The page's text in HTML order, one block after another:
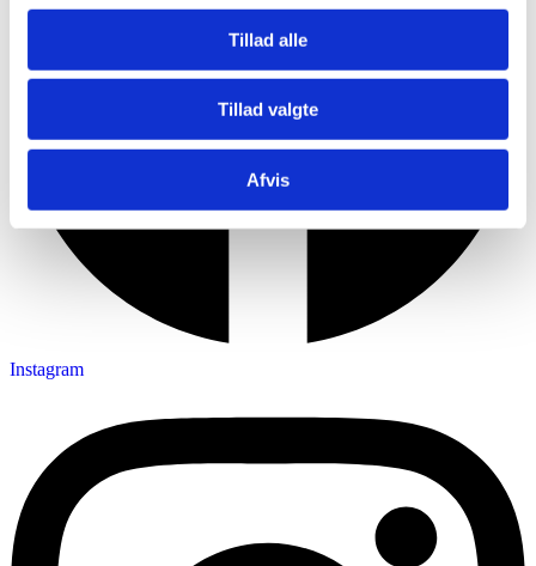
Tillad alle
Tillad valgte
Afvis
Instagram